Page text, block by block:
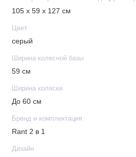
105 x 59 x 127 см
Цвет
серый
Ширина колесной базы
59 см
Ширина коляски
До 60 см
Бренд и комплектация
Rant 2 в 1
Дизайн